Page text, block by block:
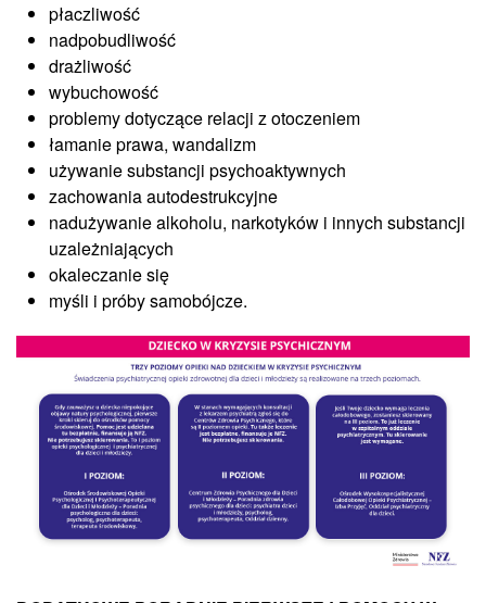
płaczliwość
nadpobudliwość
drażliwość
wybuchowość
problemy dotyczące relacji z otoczeniem
łamanie prawa, wandalizm
używanie substancji psychoaktywnych
zachowania autodestrukcyjne
nadużywanie alkoholu, narkotyków i innych substancji
uzależniających
okaleczanie się
myśli i próby samobójcze.